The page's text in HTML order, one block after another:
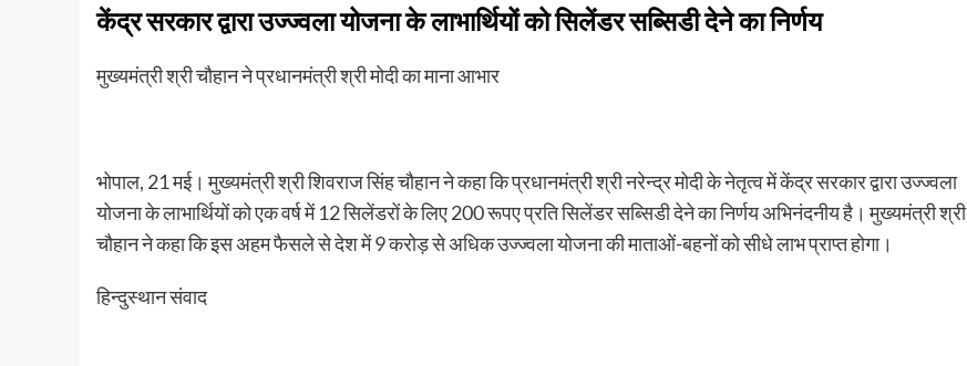
केंद्र सरकार द्वारा उज्ज्वला योजना के लाभार्थियों को सिलेंडर सब्सिडी देने का निर्णय
मुख्यमंत्री श्री चौहान ने प्रधानमंत्री श्री मोदी का माना आभार
भोपाल, 21 मई। मुख्यमंत्री श्री शिवराज सिंह चौहान ने कहा कि प्रधानमंत्री श्री नरेन्द्र मोदी के नेतृत्व में केंद्र सरकार द्वारा उज्ज्वला
योजना के लाभार्थियों को एक वर्ष में 12 सिलेंडरों के लिए 200 रूपए प्रति सिलेंडर सब्सिडी देने का निर्णय अभिनंदनीय है। मुख्यमंत्री श्री
चौहान ने कहा कि इस अहम फैसले से देश में 9 करोड़ से अधिक उज्ज्वला योजना की माताओं-बहनों को सीधे लाभ प्राप्त होगा।
हिन्दुस्थान संवाद